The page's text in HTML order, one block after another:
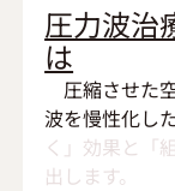
圧力波治
は
圧縮させた
波を慢性化し
く」効果と「
出します。